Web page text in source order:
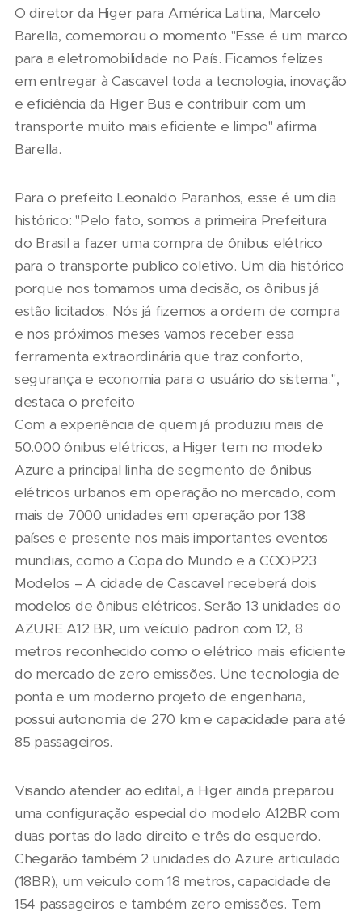
O diretor da Higer para América Latina, Marcelo
Barella, comemorou o momento "Esse é um marco
para a eletromobilidade no País. Ficamos felizes
em entregar à Cascavel toda a tecnologia, inovação
e eficiência da Higer Bus e contribuir com um
transporte muito mais eficiente e limpo" afirma
Barella.
Para o prefeito Leonaldo Paranhos, esse é um dia
histórico: "Pelo fato, somos a primeira Prefeitura
do Brasil a fazer uma compra de ônibus elétrico
para o transporte publico coletivo. Um dia histórico
porque nos tomamos uma decisão, os ônibus já
estão licitados. Nós já fizemos a ordem de compra
e nos próximos meses vamos receber essa
ferramenta extraordinária que traz conforto,
segurança e economia para o usuário do sistema.",
destaca o prefeito
Com a experiência de quem já produziu mais de
50.000 ônibus elétricos, a Higer tem no modelo
Azure a principal linha de segmento de ônibus
elétricos urbanos em operação no mercado, com
mais de 7000 unidades em operação por 138
países e presente nos mais importantes eventos
mundiais, como a Copa do Mundo e a COOP23
Modelos – A cidade de Cascavel receberá dois
modelos de ônibus elétricos. Serão 13 unidades do
AZURE A12 BR, um veículo padron com 12, 8
metros reconhecido como o elétrico mais eficiente
do mercado de zero emissões. Une tecnologia de
ponta e um moderno projeto de engenharia,
possui autonomia de 270 km e capacidade para até
85 passageiros.
Visando atender ao edital, a Higer ainda preparou
uma configuração especial do modelo A12BR com
duas portas do lado direito e três do esquerdo.
Chegarão também 2 unidades do Azure articulado
(18BR), um veiculo com 18 metros, capacidade de
154 passageiros e também zero emissões. Tem